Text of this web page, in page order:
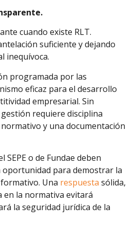
cuando existe RLT.
suficiente y dejando
inequívoca.
programada por las
eficaz para el desarrollo
empresarial. Sin
requiere disciplina
y una documentación
o de Fundae deben
para demostrar la
Una respuesta sólida,
en la normativa evitará
la seguridad jurídica de la